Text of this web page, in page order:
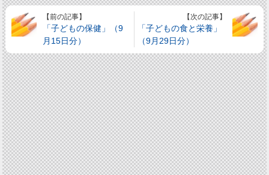
【前の記事】
「子どもの保健」（9
月15日分）
【次の記事】
「子どもの食と栄養」
（9月29日分）